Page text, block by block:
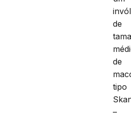
de
de
tipo
–